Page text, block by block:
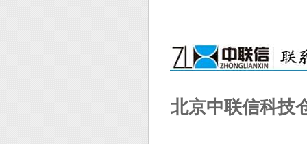
北京中联信科技